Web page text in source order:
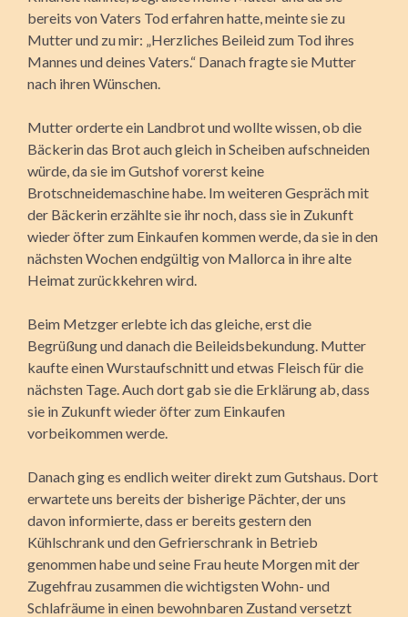
bereits von Vaters Tod erfahren hatte, meinte sie zu
Mutter und zu mir: „Herzliches Beileid zum Tod ihres
Mannes und deines Vaters.“ Danach fragte sie Mutter
nach ihren Wünschen.
Mutter orderte ein Landbrot und wollte wissen, ob die
Bäckerin das Brot auch gleich in Scheiben aufschneiden
würde, da sie im Gutshof vorerst keine
Brotschneidemaschine habe. Im weiteren Gespräch mit
der Bäckerin erzählte sie ihr noch, dass sie in Zukunft
wieder öfter zum Einkaufen kommen werde, da sie in den
nächsten Wochen endgültig von Mallorca in ihre alte
Heimat zurückkehren wird.
Beim Metzger erlebte ich das gleiche, erst die
Begrüßung und danach die Beileidsbekundung. Mutter
kaufte einen Wurstaufschnitt und etwas Fleisch für die
nächsten Tage. Auch dort gab sie die Erklärung ab, dass
sie in Zukunft wieder öfter zum Einkaufen
vorbeikommen werde.
Danach ging es endlich weiter direkt zum Gutshaus. Dort
erwartete uns bereits der bisherige Pächter, der uns
davon informierte, dass er bereits gestern den
Kühlschrank und den Gefrierschrank in Betrieb
genommen habe und seine Frau heute Morgen mit der
Zugehfrau zusammen die wichtigsten Wohn- und
Schlafräume in einen bewohnbaren Zustand versetzt